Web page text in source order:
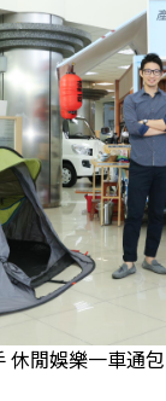
休閒娛樂一車通包